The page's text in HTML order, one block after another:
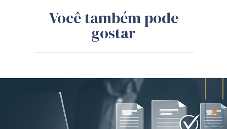
Você também pode
gostar